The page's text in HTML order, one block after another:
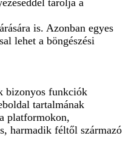
tárolja a
is. Azonban egyes
lehet a böngészési
bizonyos funkciók
tartalmának
platformokon,
harmadik féltől származó